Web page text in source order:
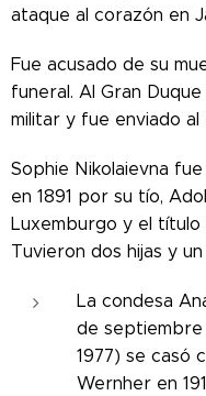
ataque al corazón en
Fue acusado de su
funeral. Al Gran
militar y fue enviado al
Sophie Nikolaievna
en 1891 por su tío,
Luxemburgo y el título
Tuvieron dos hijas y un
La condesa
de septiembre
1977) se casó
Wernher en